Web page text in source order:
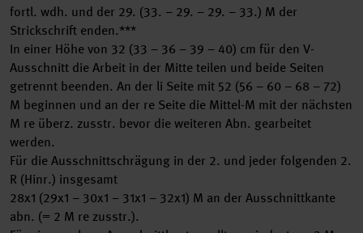
fortl. wdh. und der 29. (33. – 29. – 29. – 33.) M der
Strickschrift enden.***
In einer Höhe von 32 (33 – 36 – 39 – 40) cm für den V-
Ausschnitt die Arbeit in der Mitte teilen und beide Seiten
getrennt beenden. An der li Seite mit 52 (56 – 60 – 68 – 72)
M beginnen und an der re Seite die Mittel-M mit der nächsten
M re überz. zusstr. bevor die weiteren Abn. gearbeitet
werden.
Für die Ausschnittschrägung in der 2. und jeder folgenden 2.
R (Hinr.) insgesamt
28x1 (29x1 – 30x1 – 31x1 – 32x1) M an der Ausschnittkante
abn. (= 2 M re zusstr.).